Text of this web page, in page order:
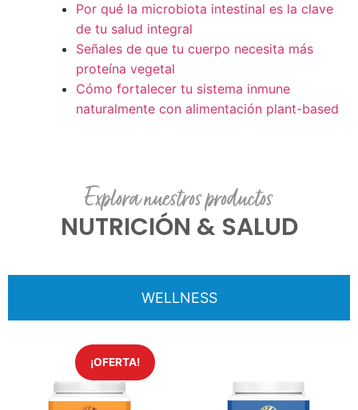
Por qué la microbiota intestinal es la clave
de tu salud integral
Señales de que tu cuerpo necesita más
proteína vegetal
Cómo fortalecer tu sistema inmune
naturalmente con alimentación plant-based
Explora nuestros productos
NUTRICIÓN & SALUD
WELLNESS
¡OFERTA!